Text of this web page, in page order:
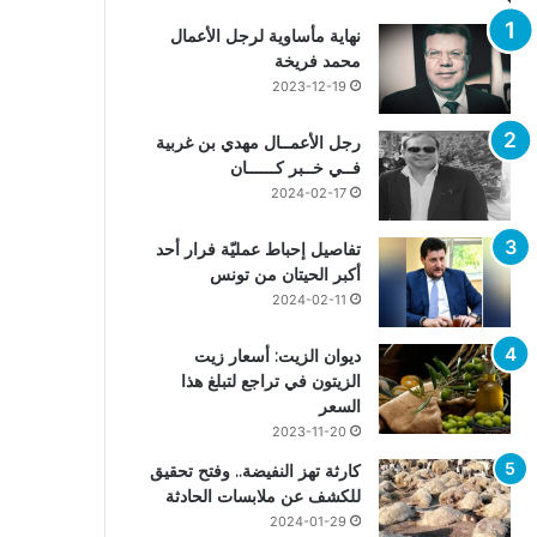
نهاية مأساوية لرجل الأعمال
محمد فريخة
2023-12-19
رجل الأعمــال مهدي بن غربية
فــي خــبر كــــــان
2024-02-17
تفاصيل إحباط عمليّة فرار أحد
أكبر الحيتان من تونس
2024-02-11
ديوان الزيت: أسعار زيت
الزيتون في تراجع لتبلغ هذا
السعر
2023-11-20
كارثة تهز النفيضة.. وفتح تحقيق
للكشف عن ملابسات الحادثة
2024-01-29